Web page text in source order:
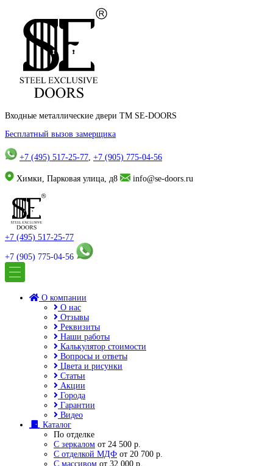
Входные металлические двери TM SE-DOORS
Бесплатный вызов замерщика
+7 (495) 517-25-77, +7 (905) 775-04-56
Химки, Парковая улица, д8 info@se-doors.ru
+7 (495) 517-25-77
+7 (905) 775-04-56
О компании
О нас
Отзывы
Реквизиты
Наши работы
Калькулятор стоимости
Вопросы и ответы
Цвета и рисунки
Статьи
Акции
Города
Гарантии
Видео
Каталог
По отделке
С зеркалом от 24 500 р.
С отделкой МДФ от 20 700 р.
С массивом от 32 000 р.